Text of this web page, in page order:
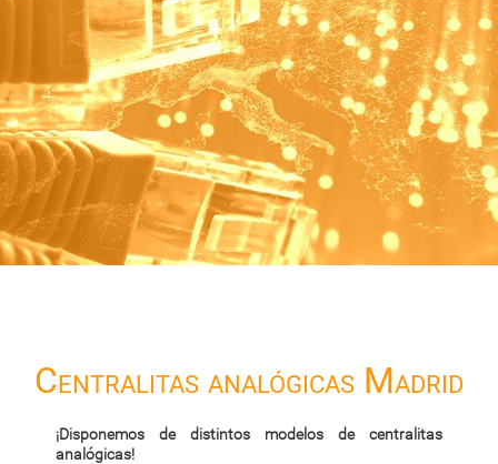
Centralitas analógicas Madrid
¡Disponemos de distintos modelos de centralitas
analógicas!